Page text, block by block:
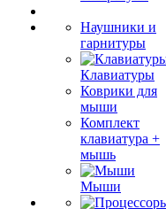
Наушники и
гарнитуры
Клавиатуры
Коврики для
мыши
Комплект
клавиатура +
мышь
Мыши